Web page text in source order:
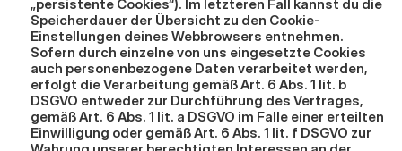
„persistente Cookies“). Im letzteren Fall kannst du die
Speicherdauer der Übersicht zu den Cookie-
Einstellungen deines Webbrowsers entnehmen.
Sofern durch einzelne von uns eingesetzte Cookies
auch personenbezogene Daten verarbeitet werden,
erfolgt die Verarbeitung gemäß Art. 6 Abs. 1 lit. b
DSGVO entweder zur Durchführung des Vertrages,
gemäß Art. 6 Abs. 1 lit. a DSGVO im Falle einer erteilten
Einwilligung oder gemäß Art. 6 Abs. 1 lit. f DSGVO zur